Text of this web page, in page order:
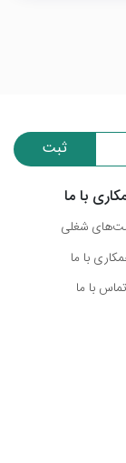
ثبت
با ما
شغلی
با ما
تماس با ما